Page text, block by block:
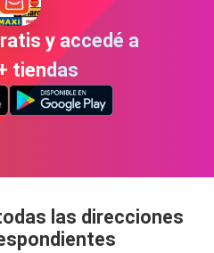
y accedé a
tiendas
las direcciones